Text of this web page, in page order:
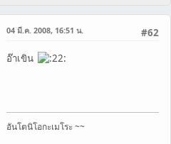
#62
04 มี.ค. 2008, 16:51 น.
อ๊าเขิน
อันโตนิโอกะเมโระ ~~